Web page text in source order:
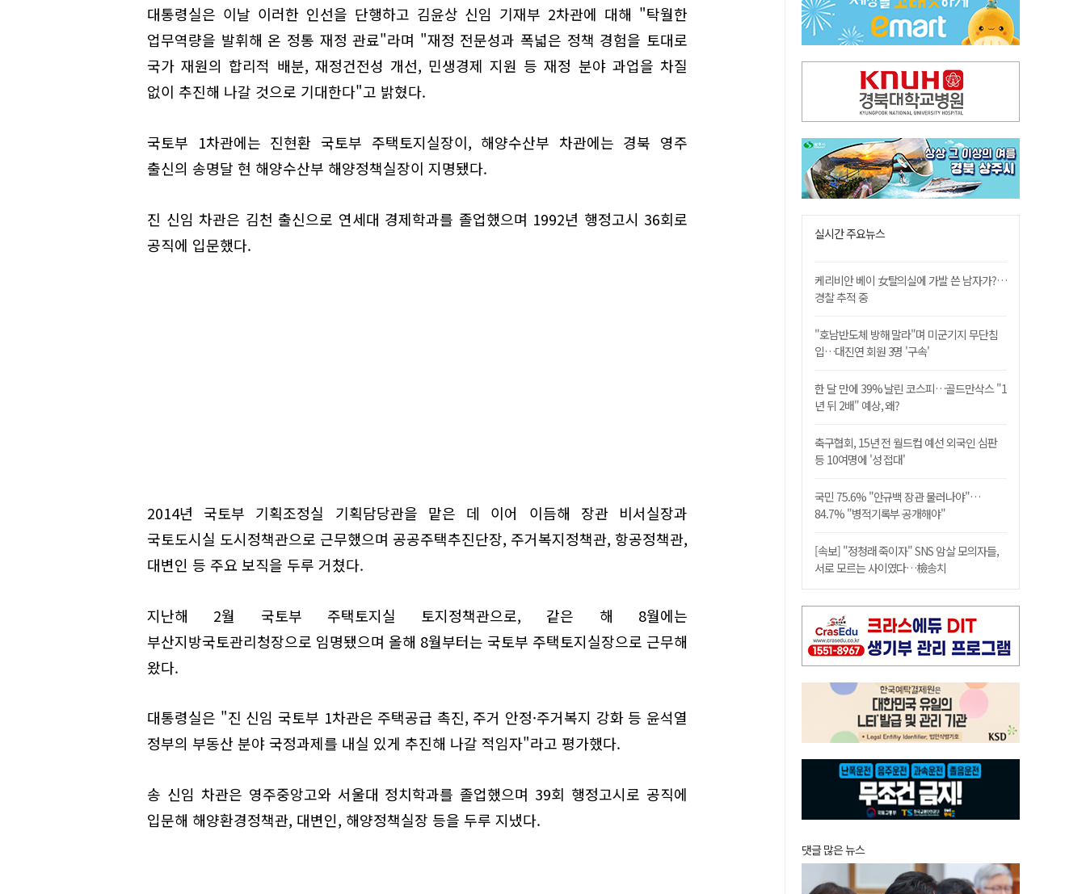
대통령실은 이날 이러한 인선을 단행하고 김윤상 신임 기재부 2차관에 대해 "탁월한
업무역량을 발휘해 온 정통 재정 관료"라며 "재정 전문성과 폭넓은 정책 경험을 토대로
국가 재원의 합리적 배분, 재정건전성 개선, 민생경제 지원 등 재정 분야 과업을 차질
없이 추진해 나갈 것으로 기대한다"고 밝혔다.
국토부 1차관에는 진현환 국토부 주택토지실장이, 해양수산부 차관에는 경북 영주
출신의 송명달 현 해양수산부 해양정책실장이 지명됐다.
진 신임 차관은 김천 출신으로 연세대 경제학과를 졸업했으며 1992년 행정고시 36회로
공직에 입문했다.
2014년 국토부 기획조정실 기획담당관을 맡은 데 이어 이듬해 장관 비서실장과
국토도시실 도시정책관으로 근무했으며 공공주택추진단장, 주거복지정책관, 항공정책관,
대변인 등 주요 보직을 두루 거쳤다.
지난해 2월 국토부 주택토지실 토지정책관으로, 같은 해 8월에는
부산지방국토관리청장으로 임명됐으며 올해 8월부터는 국토부 주택토지실장으로 근무해
왔다.
대통령실은 "진 신임 국토부 1차관은 주택공급 촉진, 주거 안정·주거복지 강화 등 윤석열
정부의 부동산 분야 국정과제를 내실 있게 추진해 나갈 적임자"라고 평가했다.
송 신임 차관은 영주중앙고와 서울대 정치학과를 졸업했으며 39회 행정고시로 공직에
입문해 해양환경정책관, 대변인, 해양정책실장 등을 두루 지냈다.
아쉬운 태클
'솔리다임 IPO 추진설' SK하이닉스, 주가 9% 급락
실시간 주요뉴스
케리비안 베이 女탈의실에 가발 쓴 남자가?…
경찰 추적 중
"호남반도체 방해 말라"며 미군기지 무단침
입…대진연 회원 3명 '구속'
한 달 만에 39% 날린 코스피…골드만삭스 "1
년 뒤 2배" 예상, 왜?
축구협회, 15년 전 월드컵 예선 외국인 심판
등 10여명에 '성 접대'
국민 75.6% "안규백 장관 물러나야"…
84.7% "병적기록부 공개해야"
[속보] "정청래 죽이자" SNS 암살 모의자들,
서로 모르는 사이였다…檢송치
댓글 많은 뉴스